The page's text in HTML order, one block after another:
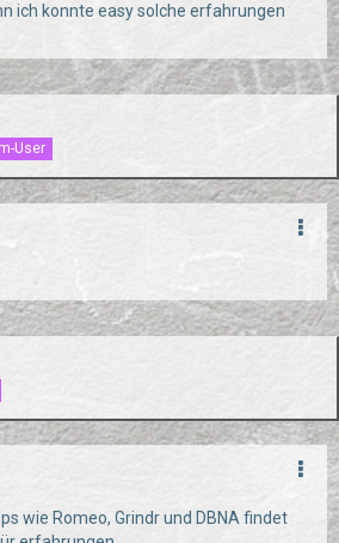
ich konnte easy solche erfahrungen
User
wie Romeo, Grindr und DBNA findet